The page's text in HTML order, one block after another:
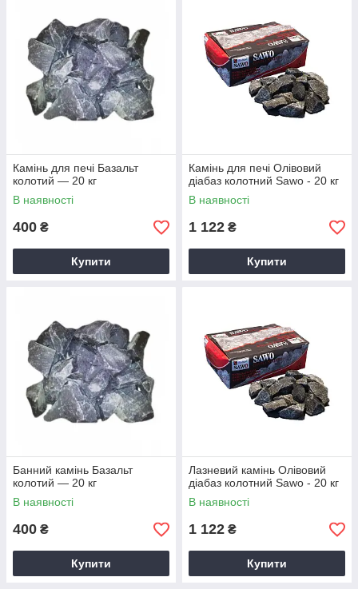
Камінь для печі Базальт
колотий — 20 кг
В наявності
400 ₴
Купити
Камінь для печі Олівовий
діабаз колотний Sawo - 20 кг
В наявності
1 122 ₴
Купити
Банний камінь Базальт
колотий — 20 кг
В наявності
400 ₴
Купити
Лазневий камінь Олівовий
діабаз колотний Sawo - 20 кг
В наявності
1 122 ₴
Купити